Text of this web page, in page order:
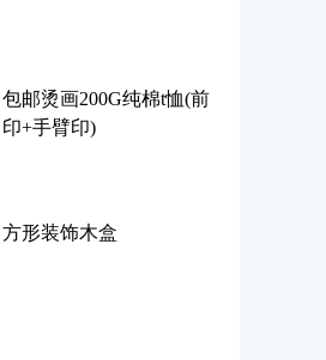
包邮烫画200G纯棉t恤(前
印+手臂印)
方形装饰木盒